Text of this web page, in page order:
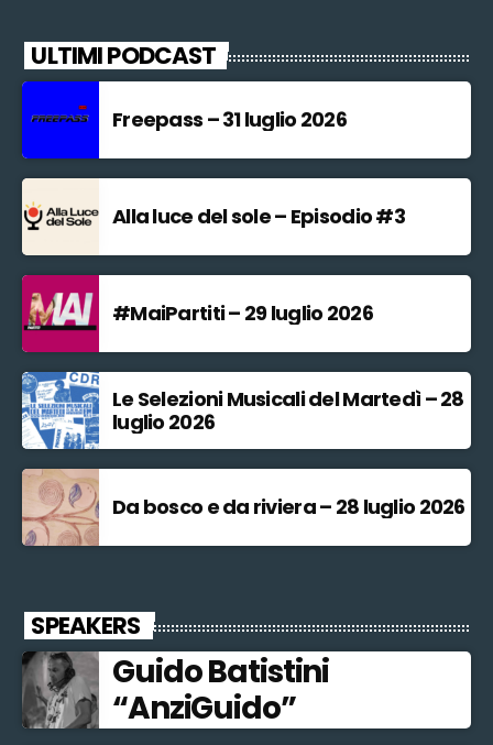
ULTIMI PODCAST
Freepass – 31 luglio 2026
Alla luce del sole – Episodio #3
#MaiPartiti – 29 luglio 2026
Le Selezioni Musicali del Martedì – 28
luglio 2026
Da bosco e da riviera – 28 luglio 2026
SPEAKERS
Guido Batistini
“AnziGuido”